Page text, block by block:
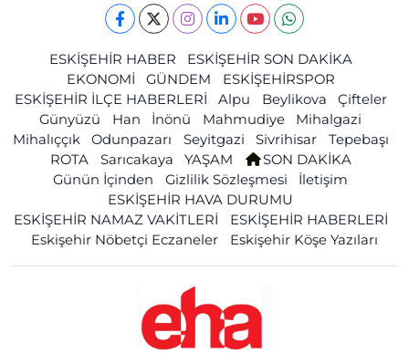
ESKİŞEHİR HABER
ESKİŞEHİR SON DAKİKA
EKONOMİ
GÜNDEM
ESKİŞEHİRSPOR
ESKİŞEHİR İLÇE HABERLERİ
Alpu Beylikova
Çifteler
Günyüzü
Han İnönü Mahmudiye
Mihalgazi
Mihalıççık
Odunpazarı Seyitgazi Sivrihisar
Tepebaşı
ROTA
Sarıcakaya YAŞAM
SON DAKİKA
Günün İçinden
Gizlilik Sözleşmesi
İletişim
ESKİŞEHİR HAVA DURUMU
ESKİŞEHİR NAMAZ VAKİTLERİ
ESKİŞEHİR HABERLERİ
Eskişehir Nöbetçi Eczaneler
Eskişehir Köşe Yazıları